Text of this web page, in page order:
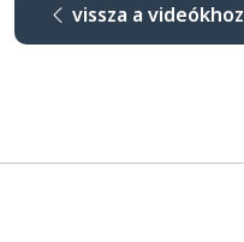
vissza a videókhoz